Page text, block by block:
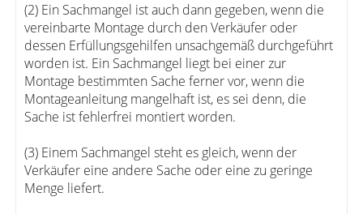
(2) Ein Sachmangel ist auch dann gegeben, wenn die
vereinbarte Montage durch den Verkäufer oder
dessen Erfüllungsgehilfen unsachgemäß durchgeführt
worden ist. Ein Sachmangel liegt bei einer zur
Montage bestimmten Sache ferner vor, wenn die
Montageanleitung mangelhaft ist, es sei denn, die
Sache ist fehlerfrei montiert worden.
(3) Einem Sachmangel steht es gleich, wenn der
Verkäufer eine andere Sache oder eine zu geringe
Menge liefert.